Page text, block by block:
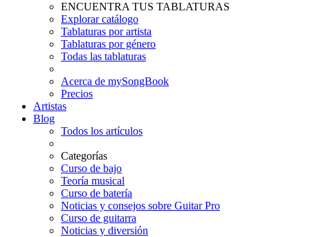
ENCUENTRA TUS TABLATURAS
Explorar catálogo
Tablaturas por artista
Tablaturas por género
Todas las tablaturas
Acerca de mySongBook
Precios
Artistas
Blog
Todos los artículos
Categorías
Curso de bajo
Teoría musical
Curso de batería
Noticias y consejos sobre Guitar Pro
Curso de guitarra
Noticias y diversión